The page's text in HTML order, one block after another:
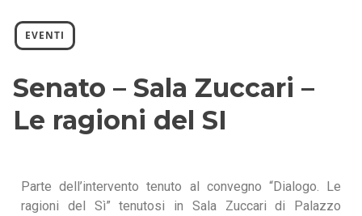
EVENTI
Senato – Sala Zuccari –
Le ragioni del SI
Parte dell’intervento tenuto al convegno “Dialogo. Le
ragioni del Sì” tenutosi in Sala Zuccari di Palazzo